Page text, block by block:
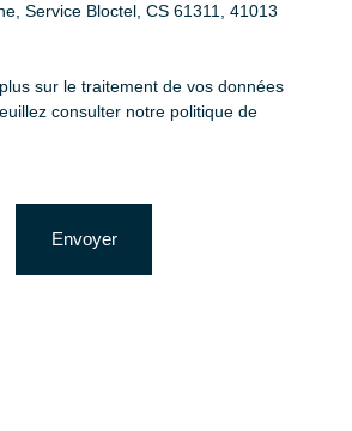
Service Bloctel, CS 61311, 41013
sur le traitement de vos données
consulter notre politique de
Envoyer